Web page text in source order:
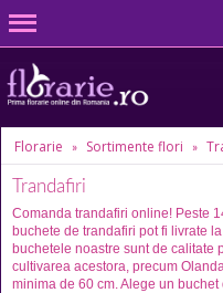
Florarie » Sortimente flori »
Trandafiri
Comanda trandafiri online! Peste
buchete de trandafiri pot fi livrate
buchetele noastre sunt de calitate
cultivarea acestora, precum
minima de 60 cm. Alege un